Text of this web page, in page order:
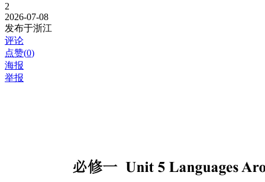
2
2026-07-08
发布于浙江
评论
点赞(0)
海报
举报